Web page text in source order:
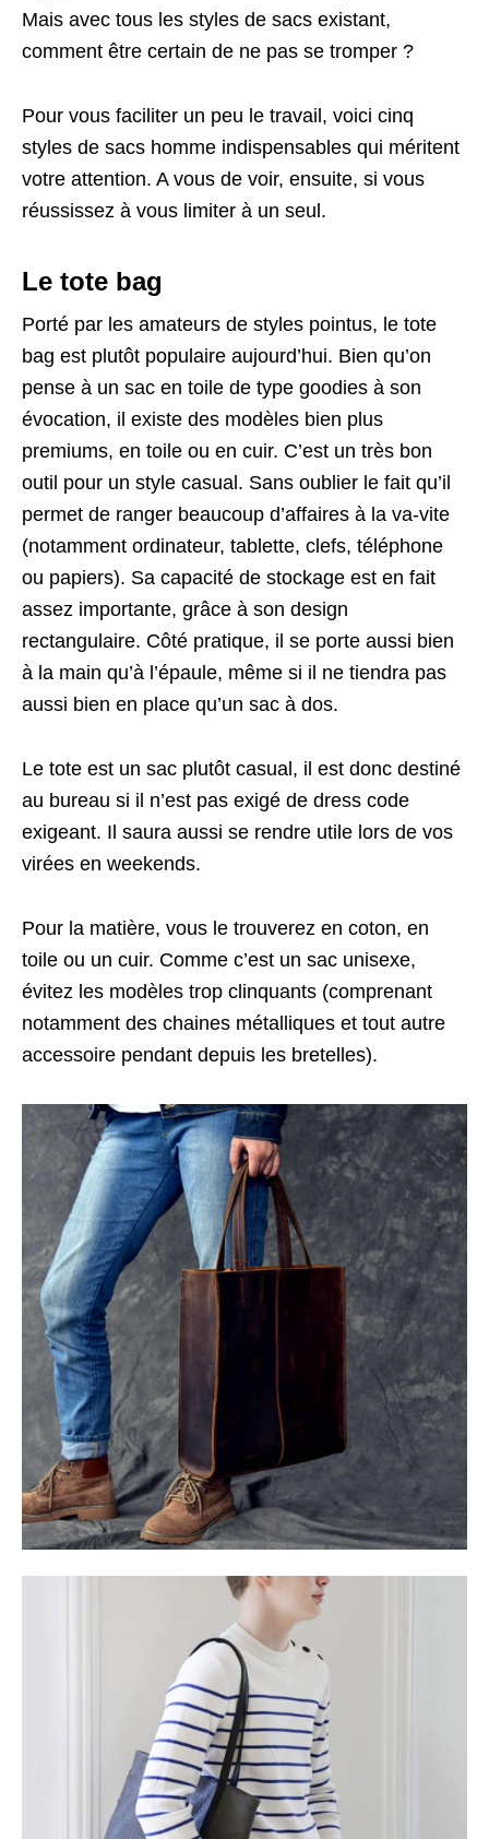
Mais avec tous les styles de sacs existant,
comment être certain de ne pas se tromper ?
Pour vous faciliter un peu le travail, voici cinq
styles de sacs homme indispensables qui méritent
votre attention. A vous de voir, ensuite, si vous
réussissez à vous limiter à un seul.
Le tote bag
Porté par les amateurs de styles pointus, le tote
bag est plutôt populaire aujourd’hui. Bien qu’on
pense à un sac en toile de type goodies à son
évocation, il existe des modèles bien plus
premiums, en toile ou en cuir. C’est un très bon
outil pour un style casual. Sans oublier le fait qu’il
permet de ranger beaucoup d’affaires à la va-vite
(notamment ordinateur, tablette, clefs, téléphone
ou papiers). Sa capacité de stockage est en fait
assez importante, grâce à son design
rectangulaire. Côté pratique, il se porte aussi bien
à la main qu’à l’épaule, même si il ne tiendra pas
aussi bien en place qu’un sac à dos.
Le tote est un sac plutôt casual, il est donc destiné
au bureau si il n’est pas exigé de dress code
exigeant. Il saura aussi se rendre utile lors de vos
virées en weekends.
Pour la matière, vous le trouverez en coton, en
toile ou un cuir. Comme c’est un sac unisexe,
évitez les modèles trop clinquants (comprenant
notamment des chaines métalliques et tout autre
accessoire pendant depuis les bretelles).